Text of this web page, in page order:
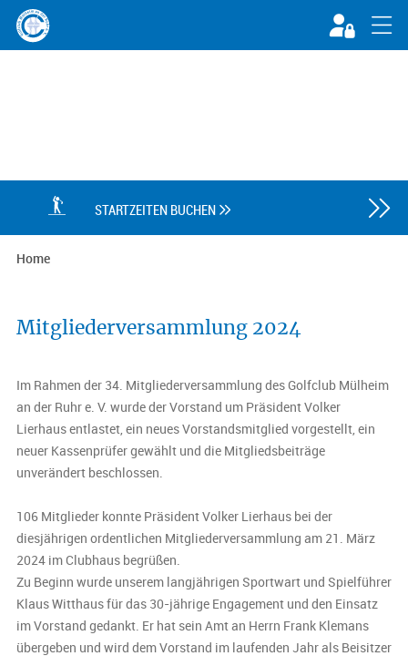
STARTZEITEN BUCHEN  
Home
Mitgliederversammlung 2024
Im Rahmen der 34. Mitgliederversammlung des Golfclub Mülheim
an der Ruhr e. V. wurde der Vorstand um Präsident Volker
Lierhaus entlastet, ein neues Vorstandsmitglied vorgestellt, ein
neuer Kassenprüfer gewählt und die Mitgliedsbeiträge
unverändert beschlossen.
106 Mitglieder konnte Präsident Volker Lierhaus bei der
diesjährigen ordentlichen Mitgliederversammlung am 21. März
2024 im Clubhaus begrüßen.
Zu Beginn wurde unserem langjährigen Sportwart und Spielführer
Klaus Witthaus für das 30-jährige Engagement und den Einsatz
im Vorstand gedankt. Er hat sein Amt an Herrn Frank Klemans
übergeben und wird dem Vorstand im laufenden Jahr als Beisitzer